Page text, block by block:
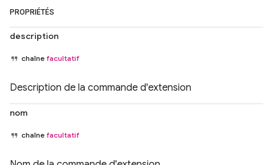
PROPRIÉTÉS
description
chaîne facultatif
Description de la commande d'extension
nom
chaîne facultatif